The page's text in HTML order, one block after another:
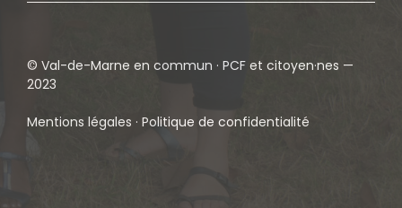
© Val-de-Marne en commun · PCF et citoyen·nes —
2023
Mentions légales · Politique de confidentialité